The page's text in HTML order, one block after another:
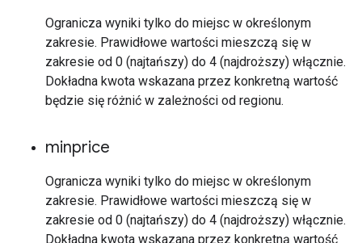
Ogranicza wyniki tylko do miejsc w określonym
zakresie. Prawidłowe wartości mieszczą się w
zakresie od 0 (najtańszy) do 4 (najdroższy) włącznie.
Dokładna kwota wskazana przez konkretną wartość
będzie się różnić w zależności od regionu.
minprice
Ogranicza wyniki tylko do miejsc w określonym
zakresie. Prawidłowe wartości mieszczą się w
zakresie od 0 (najtańszy) do 4 (najdroższy) włącznie.
Dokładna kwota wskazana przez konkretną wartość